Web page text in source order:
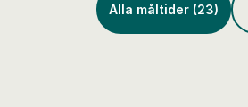
Alla måltider (23)